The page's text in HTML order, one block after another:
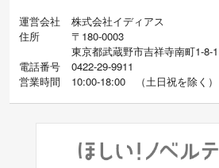
運営会社
株式会社イディアス
住所
〒180-0003
東京都武蔵野市吉祥寺南町1-8-
電話番号
0422-29-9911
営業時間
10:00-18:00 （土日祝を除く）